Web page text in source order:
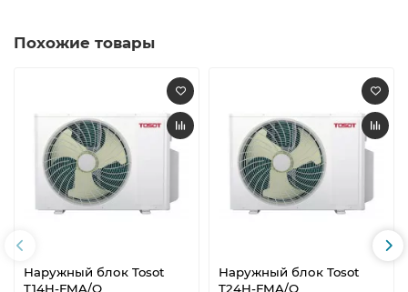
Похожие товары
Наружный блок Tosot
T14H-FMA/O
Наружный блок Tosot
T24H-FMA/O